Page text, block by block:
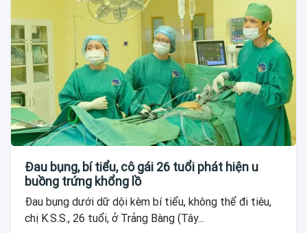
Đau bụng, bí tiểu, cô gái 26 tuổi phát hiện u
buồng trứng khổng lồ
Đau bụng dưới dữ dội kèm bí tiểu, không thể đi tiêu,
chị K.S.S., 26 tuổi, ở Trảng Bàng (Tây...